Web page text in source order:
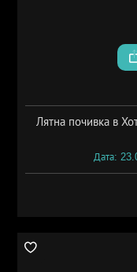
Лятна почивка в
Дата: